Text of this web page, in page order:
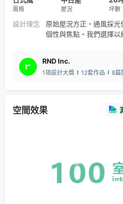
風格 屋況 坪數
設計理念
原始屋況方正，通風採
個性與焦點。我們選擇以
的遊戲間兼客房。 顏色
染上經典木色，搭配上淺
RND Inc.
1項設計大獎
12套作品 8篇
空間效果